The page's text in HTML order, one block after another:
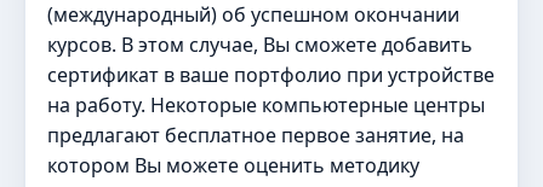
(международный) об успешном окончании
курсов. В этом случае, Вы сможете добавить
сертификат в ваше портфолио при устройстве
на работу. Некоторые компьютерные центры
предлагают бесплатное первое занятие, на
котором Вы можете оценить методику